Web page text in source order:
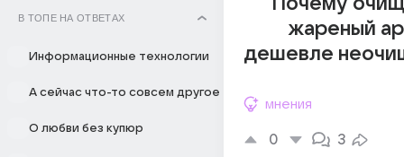
В ТОПЕ НА ОТВЕТАХ
Информационные технологии
А сейчас что-то совсем другое
О любви без купюр
жареный
дешевле
мнения
0 3